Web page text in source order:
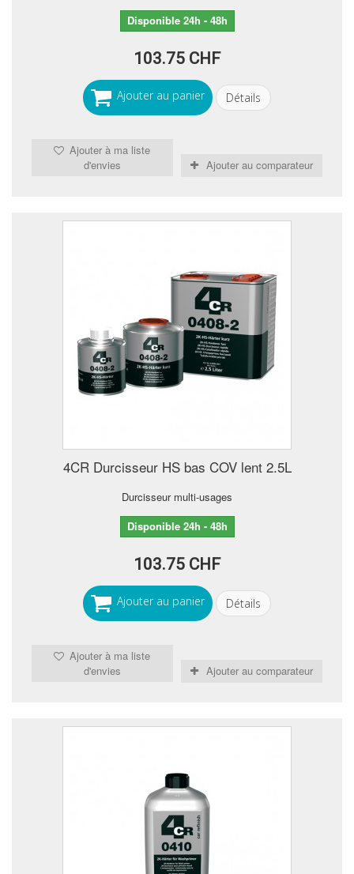
Disponible 24h - 48h
103.75 CHF
Ajouter au panier Détails
Ajouter à ma liste
d'envies
Ajouter au comparateur
4CR Durcisseur HS bas COV lent 2.5L
Durcisseur multi-usages
Disponible 24h - 48h
103.75 CHF
Ajouter au panier Détails
Ajouter à ma liste
d'envies
Ajouter au comparateur